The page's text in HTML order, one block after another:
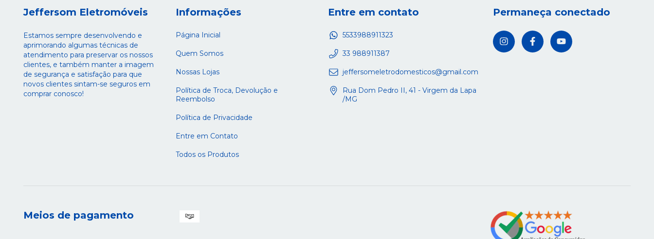
Jeffersom Eletromóveis
Estamos sempre desenvolvendo e
aprimorando algumas técnicas de
atendimento para preservar os nossos
clientes, e também manter a imagem
de segurança e satisfação para que
novos clientes sintam-se seguros em
comprar conosco!
Informações
Página Inicial
Quem Somos
Nossas Lojas
Política de Troca, Devolução e
Reembolso
Política de Privacidade
Entre em Contato
Todos os Produtos
Entre em contato
5533988911323
33 988911387
jeffersomeletrodomesticos@gmail.com
Rua Dom Pedro II, 41 - Virgem da Lapa
/MG
Permaneça conectado
Meios de pagamento